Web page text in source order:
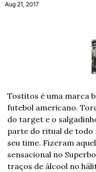
Aug 21, 2017
Tostitos é uma marca
futebol americano.
do target e o
parte do ritual de todo
seu time. Fizeram
sensacional no
traços de álcool no